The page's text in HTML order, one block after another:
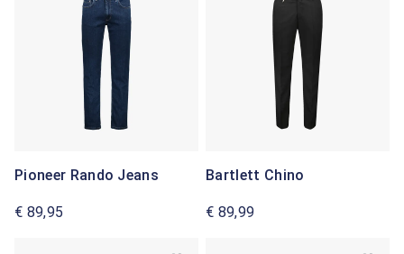
Pioneer Rando Jeans
€ 89,95
Bartlett Chino
€ 89,99